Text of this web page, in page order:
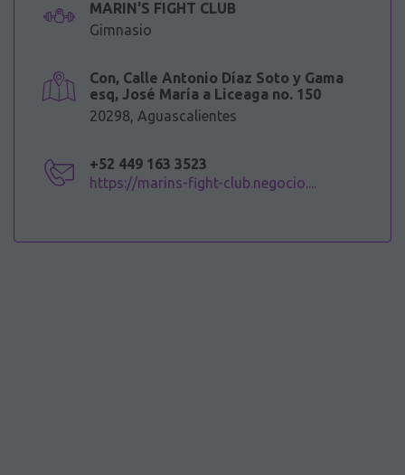
MARIN'S FIGHT CLUB
Gimnasio
Con, Calle Antonio Díaz Soto y Gama
esq, José María a Liceaga no. 150
20298, Aguascalientes
+52 449 163 3523
https://marins-fight-club.negocio....